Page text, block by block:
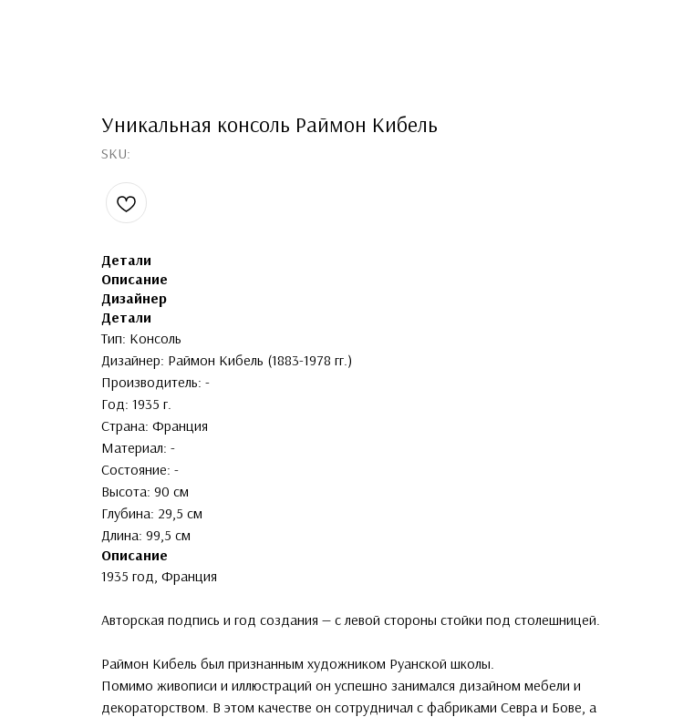
Уникальная консоль Раймон Кибель
SKU:
Детали
Описание
Дизайнер
Детали
Тип: Консоль
Дизайнер: Раймон Кибель (1883-1978 гг.)
Производитель: -
Год: 1935 г.
Страна: Франция
Материал: -
Состояние: -
Высота: 90 см
Глубина: 29,5 см
Длина: 99,5 см
Описание
1935 год, Франция
Авторская подпись и год создания — с левой стороны стойки под столешницей.
Раймон Кибель был признанным художником Руанской школы.
Помимо живописи и иллюстраций он успешно занимался дизайном мебели и
декораторством. В этом качестве он сотрудничал с фабриками Севра и Бове, а